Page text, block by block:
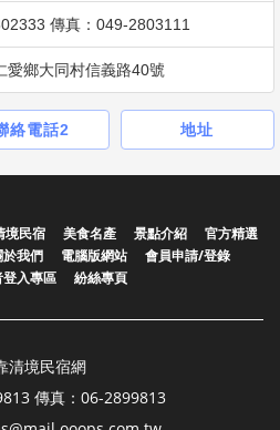
傳真：049-2803111
愛鄉大同村信義路40號
絡電話2 地址
境民宿 美食名產 景點介紹
官方精選
於我們 電腦版網站
會員申請/登錄
入專區
紛絲專頁
清境民宿網
傳真：06-2899813